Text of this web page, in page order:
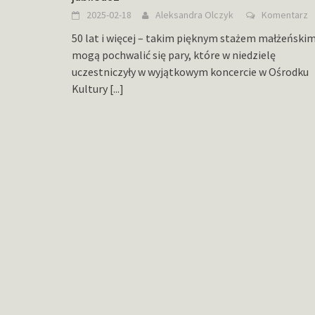
2025-02-18 Aleksandra Olczyk Komentarz
50 lat i więcej – takim pięknym stażem
mogą pochwalić się pary, które w niedzielę
uczestniczyły w wyjątkowym koncercie w Ośrodku
Kultury [...]